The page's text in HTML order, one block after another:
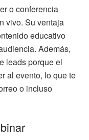
o conferencia
vivo. Su ventaja
educativo
Además,
leads porque el
al evento, lo que te
o incluso